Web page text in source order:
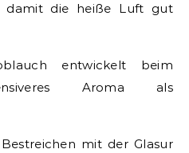
damit die heiße Luft gut
entwickelt beim
Aroma als
mit der Glasur